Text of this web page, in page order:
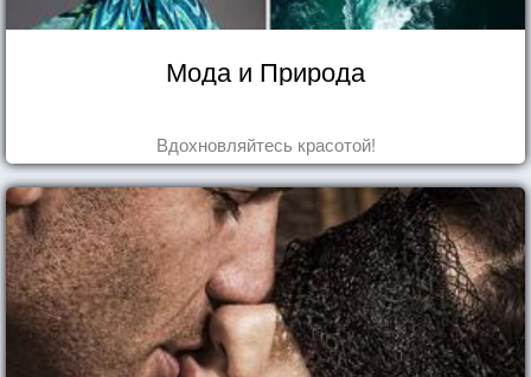
Мода и Природа
Вдохновляйтесь красотой!